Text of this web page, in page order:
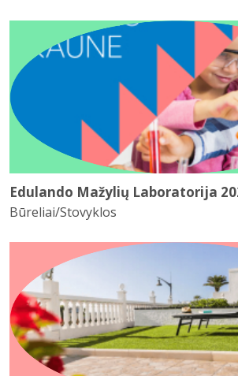
Edulando Mažylių Laboratorija
Būreliai/Stovyklos